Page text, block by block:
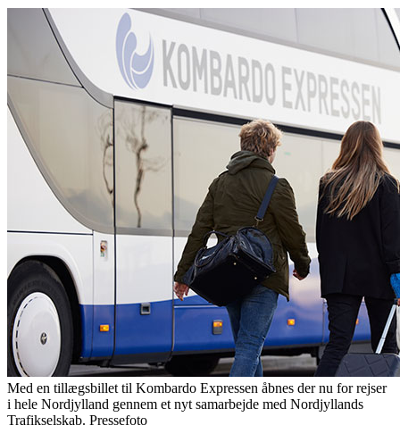
Med en tillægsbillet til Kombardo Expressen åbnes der nu for rejser
i hele Nordjylland gennem et nyt samarbejde med Nordjyllands
Trafikselskab. Pressefoto